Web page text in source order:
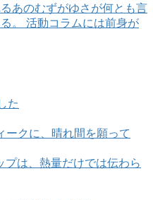
あのむずがゆさが何とも言
。 活動コラムには前身が
た
ークに、晴れ間を願って
プは、熱量だけでは伝わら